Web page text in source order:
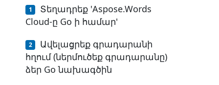
Տեղադրեք 'Aspose.Words
Cloud-ը Go ի համար'
Ավելացրեք գրադարանի
հղում (ներմուծեք գրադարանը)
ձեր Go նախագծին